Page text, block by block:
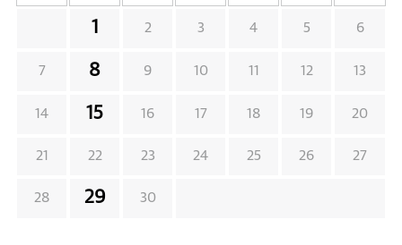
1 2 3 4 5 6
7 8 9 10 11 12 13
14 15 16 17 18 19 20
21 22 23 24 25 26 27
28 29 30